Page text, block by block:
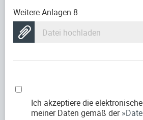
Weitere Anlagen 8
Datei hochladen
Ich akzeptiere die
meiner Daten gemäß der